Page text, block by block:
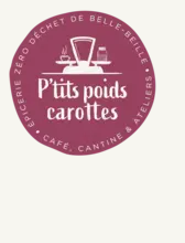
Passer
au
contenu